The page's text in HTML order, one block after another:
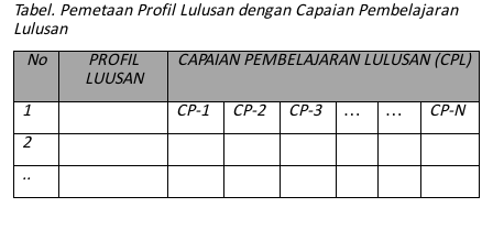
Tabel. Pemetaan Profil Lulusan dengan Capaian Pembelajaran
Lulusan
No
PROFIL
LUUSAN
CAPAIAN PEMBELAJARAN LULUSAN (CPL)
1 CP-1 CP-2 CP-3 … …
CP-N
2
..